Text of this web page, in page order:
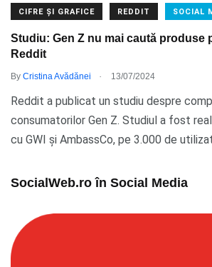
CIFRE ȘI GRAFICE REDDIT SOCIAL
Studiu: Gen Z nu mai caută produse
Reddit
By Cristina Avădănei . 13/07/2024
Reddit a publicat un studiu despre
consumatorilor Gen Z. Studiul a fost
cu GWI și AmbassCo, pe 3.000 de
SocialWeb.ro în Social Media​